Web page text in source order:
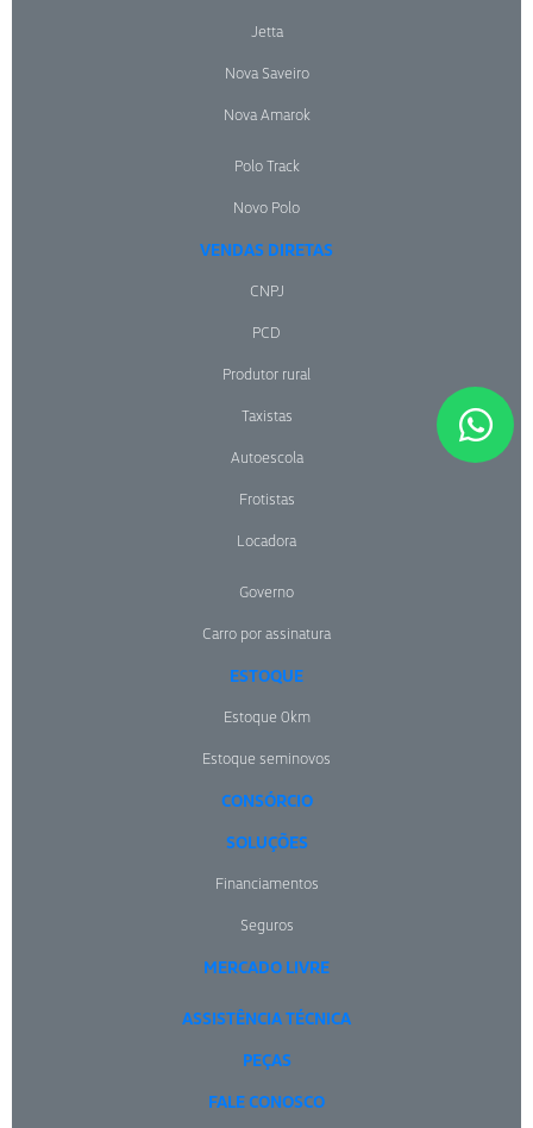
Jetta
Nova Saveiro
Nova Amarok
Polo Track
Novo Polo
VENDAS DIRETAS
CNPJ
PCD
Produtor rural
Taxistas
Autoescola
Frotistas
Locadora
Governo
Carro por assinatura
ESTOQUE
Estoque 0km
Estoque seminovos
CONSÓRCIO
SOLUÇÕES
Financiamentos
Seguros
MERCADO LIVRE
ASSISTÊNCIA TÉCNICA
PEÇAS
FALE CONOSCO